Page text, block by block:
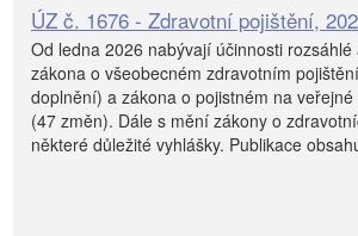
ÚZ č. 1676 - Zdravotní pojištění,
Od ledna 2026 nabývají účinnosti
zákona o všeobecném zdravotním
doplnění) a zákona o pojistném na
(47 změn). Dále s mění zákony o
některé důležité vyhlášky. Publikace